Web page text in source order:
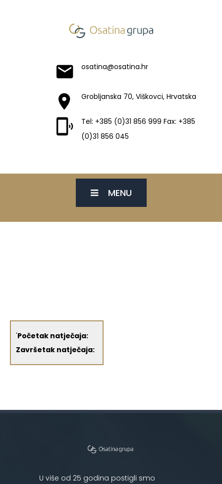
osatina@osatina.hr
Grobljanska 70, Viškovci, Hrvatska
Tel: +385 (0)31 856 999 Fax: +385
(0)31 856 045
MENU
'Početak natječaja:
Završetak natječaja:
U više od 25 godina postigli smo